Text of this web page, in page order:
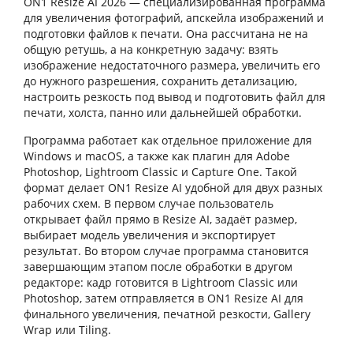
для увеличения фотографий, апскейла изображений и
подготовки файлов к печати. Она рассчитана не на
общую ретушь, а на конкретную задачу: взять
изображение недостаточного размера, увеличить его
до нужного разрешения, сохранить детализацию,
настроить резкость под вывод и подготовить файл для
печати, холста, панно или дальнейшей обработки.
Программа работает как отдельное приложение для
Windows и macOS, а также как плагин для Adobe
Photoshop, Lightroom Classic и Capture One. Такой
формат делает ON1 Resize AI удобной для двух разных
рабочих схем. В первом случае пользователь
открывает файл прямо в Resize AI, задаёт размер,
выбирает модель увеличения и экспортирует
результат. Во втором случае программа становится
завершающим этапом после обработки в другом
редакторе: кадр готовится в Lightroom Classic или
Photoshop, затем отправляется в ON1 Resize AI для
финального увеличения, печатной резкости, Gallery
Wrap или Tiling.